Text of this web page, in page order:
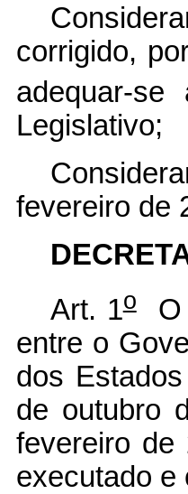
corrigido,
adequar-
Legislativo;
fevereiro de
Art. 1oO
entre o
dos
de outubro
fevereiro de
executado e